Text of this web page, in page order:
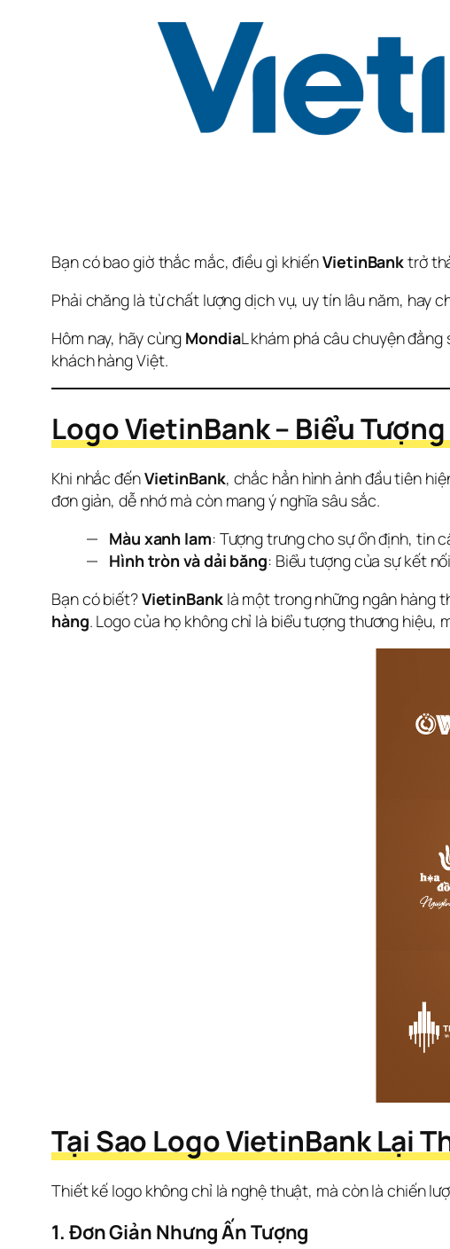
Bạn có bao giờ thắc mắc, điều gì khiến VietinBank trở
Phải chăng là từ chất lượng dịch vụ, uy tín lâu năm, hay
Hôm nay, hãy cùng MondiaL khám phá câu chuyện
khách hàng Việt.
Logo VietinBank – Biểu
Khi nhắc đến VietinBank, chắc hẳn hình ảnh đầu tiên
đơn giản, dễ nhớ mà còn mang ý nghĩa sâu sắc.
Màu xanh lam: Tượng trưng cho sự ổn định, tin
Hình tròn và dải băng: Biểu tượng của sự kết
Bạn có biết? VietinBank là một trong những ngân hàng
hàng. Logo của họ không chỉ là biểu tượng thương hiệu,
Tại Sao Logo VietinBank Lại
Thiết kế logo không chỉ là nghệ thuật, mà còn là chiến
1. Đơn Giản Nhưng Ấn Tượng